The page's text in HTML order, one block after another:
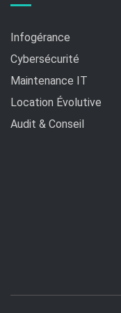
Infogérance
Cybersécurité
Maintenance IT
Location Évolutive
Audit & Conseil